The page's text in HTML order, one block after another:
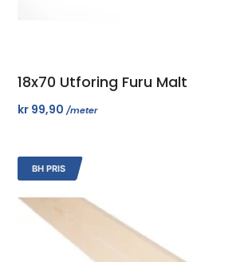
18x70 Utforing Furu Malt
kr 99,90 /meter
BH PRIS